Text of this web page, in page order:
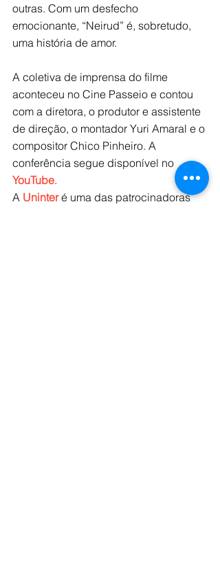
outras. Com um desfecho
emocionante, “Neirud” é, sobretudo,
uma história de amor.
A coletiva de imprensa do filme
aconteceu no Cine Passeio e contou
com a diretora, o produtor e assistente
de direção, o montador Yuri Amaral e o
compositor Chico Pinheiro. A
conferência segue disponível no
YouTube.
A Uninter é uma das patrocinadoras